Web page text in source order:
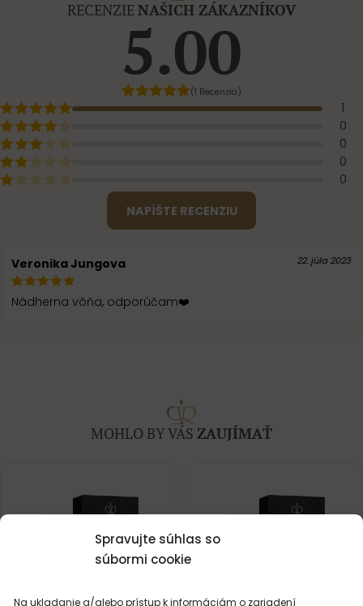
Spravujte súhlas so
súbormi cookie
Na ukladanie a/alebo prístup k informáciám o zariadení
RECENZIE NAŠICH ZÁKAZNÍKOV
5.00
(1 Recenzia)
1
0
0
0
0
NAPÍŠTE RECENZIU
Veronika Jungova 22. júla 2023
Nádherna vôňa, odporúčam❤️
MOHLO BY VÁS ZAUJÍMAŤ